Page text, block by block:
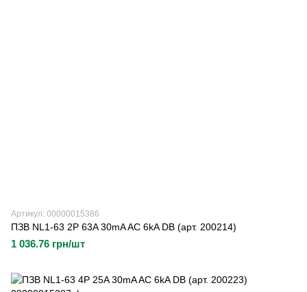
Артикул: 00000015386
ПЗВ NL1-63 2P 63A 30mA AC 6kA DB (арт. 200214)
1 036.76 грн/шт